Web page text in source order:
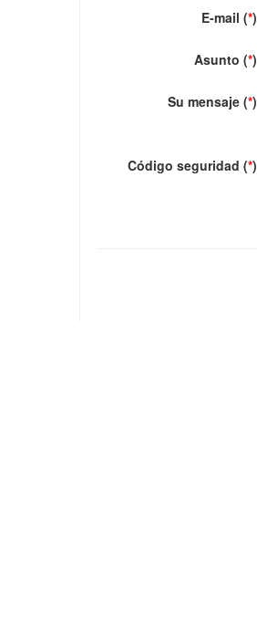
E-mail (*)
Asunto (*)
Su mensaje (*)
Código seguridad (*)